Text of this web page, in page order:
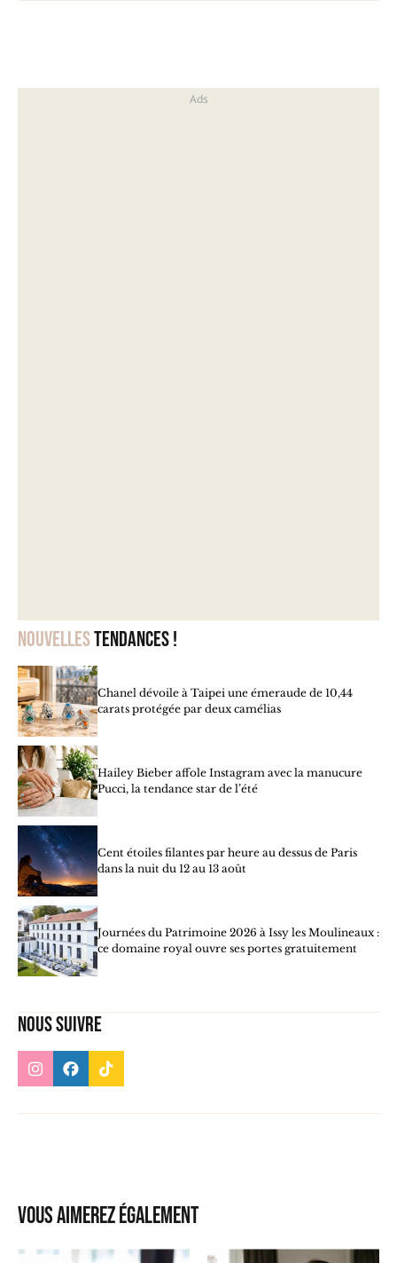
Nouvellestendances !
Chanel dévoile à Taipei une émeraude de 10,44
carats protégée par deux camélias
Hailey Bieber affole Instagram avec la manucure
Pucci, la tendance star de l’été
Cent étoiles filantes par heure au dessus de Paris
dans la nuit du 12 au 13 août
Journées du Patrimoine 2026 à Issy les Moulineaux :
ce domaine royal ouvre ses portes gratuitement
Nous suivre
Vous aimerez également